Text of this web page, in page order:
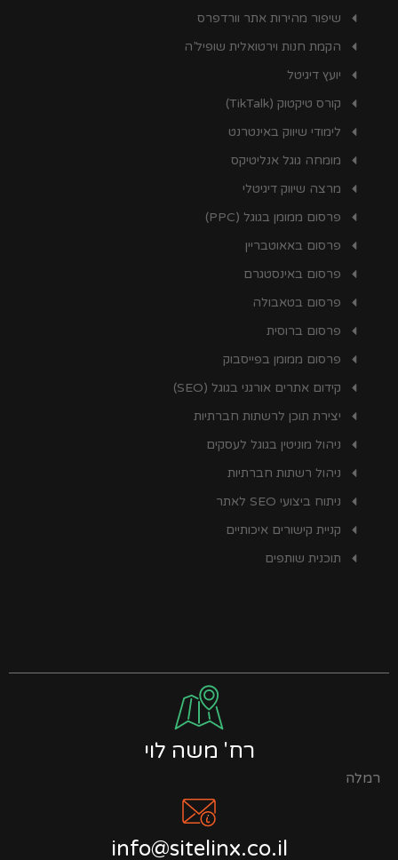
שיפור מהירות אתר וורדפרס
הקמת חנות וירטואלית שופיל’ה
יועץ דיגיטל
קורס טיקטוק (TikTalk)
לימודי שיווק באינטרנט
מומחה גוגל אנליטיקס
מרצה שיווק דיגיטלי
פרסום ממומן בגוגל (PPC)
פרסום באאוטבריין
פרסום באינסטגרם
פרסום בטאבולה
פרסום ברוסית
פרסום ממומן בפייסבוק
קידום אתרים אורגני בגוגל (SEO)
יצירת תוכן לרשתות חברתיות
ניהול מוניטין בגוגל לעסקים
ניהול רשתות חברתיות
ניתוח ביצועי SEO לאתר
קניית קישורים איכותיים
תוכנית שותפים
רח' משה לוי
רמלה
info@sitelinx.co.il